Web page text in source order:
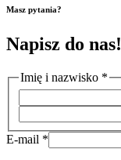
Masz pytania?
Napisz do nas!
Imię i nazwisko *
E-mail *